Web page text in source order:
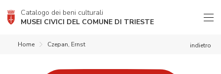
Catalogo dei beni culturali
MUSEI CIVICI DEL COMUNE DI TRIESTE
indietro
Home Czepan, Ernst